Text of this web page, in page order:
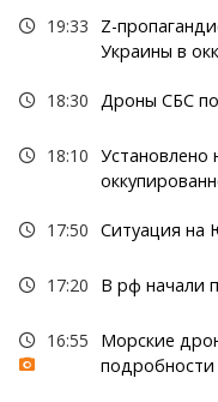
19:33
Z-
Украины в
18:30 Дроны СБС
18:10
17:50 Ситуация на
17:20 В рф начали
16:55
Морские
подробности